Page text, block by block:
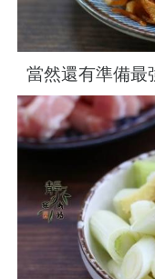
當然還有準備最